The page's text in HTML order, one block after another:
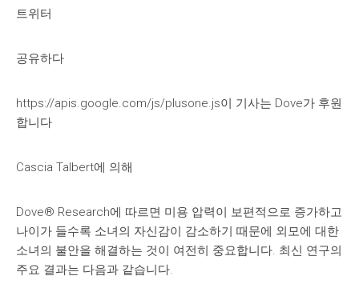
트위터
공유하다
https://apis.google.com/js/plusone.js이 기사는 Dove가 후원
합니다
Cascia Talbert에 의해
Dove® Research에 따르면 미용 압력이 보편적으로 증가하고
나이가 들수록 소녀의 자신감이 감소하기 때문에 외모에 대한
소녀의 불안을 해결하는 것이 여전히 중요합니다. 최신 연구의
주요 결과는 다음과 같습니다.